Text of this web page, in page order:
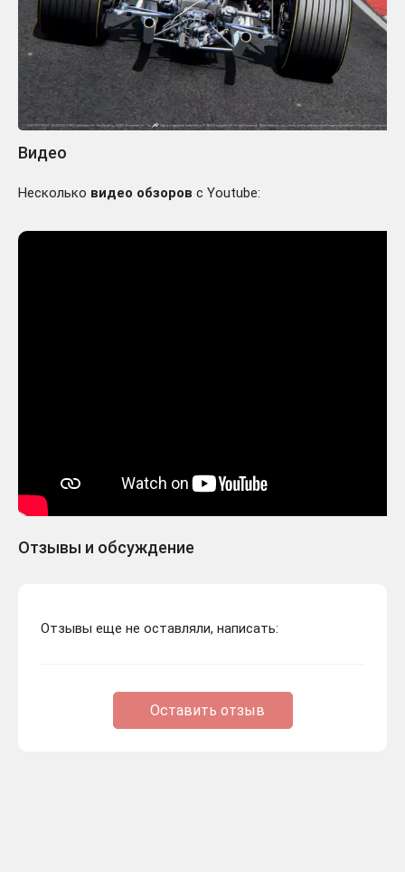
Видео
Несколько видео обзоров с Youtube:
Отзывы и обсуждение
Отзывы еще не оставляли, написать:
Оставить отзыв